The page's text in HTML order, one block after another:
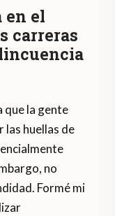
en el
carreras
que la gente
las huellas de
no
Formé mi